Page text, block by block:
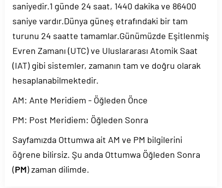
saniyedir.1 günde 24 saat, 1440 dakika ve 86400
saniye vardır.Dünya güneş etrafındaki bir tam
turunu 24 saatte tamamlar.Günümüzde Eşitlenmiş
Evren Zamanı (UTC) ve Uluslararası Atomik Saat
(IAT) gibi sistemler, zamanın tam ve doğru olarak
hesaplanabilmektedir.
AM: Ante Meridiem - Öğleden Önce
PM: Post Meridiem: Öğleden Sonra
Sayfamızda Ottumwa ait AM ve PM bilgilerini
öğrene bilirsiz. Şu anda Ottumwa Öğleden Sonra
(PM) zaman dilimde.